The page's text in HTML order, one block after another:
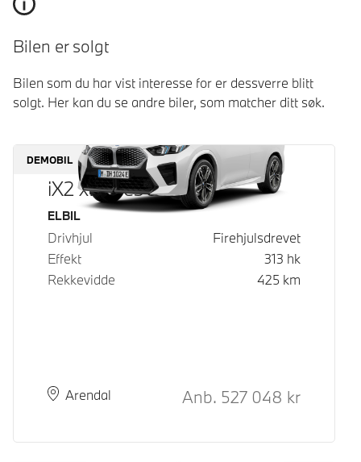
Bilen er solgt
Bilen som du har vist interesse for er dessverre blitt
solgt. Her kan du se andre biler, som matcher ditt søk.
DEMOBIL
iX2 xDrive30
Drivstoff
ELBIL
Drivhjul
Firehjulsdrevet
Effekt
313 hk
Rekkevidde
425 km
PlassArendal
Leveringstid Kontantpris
Anb. 527 048 kr